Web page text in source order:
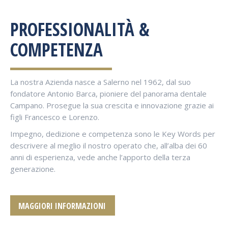
PROFESSIONALITÀ &
COMPETENZA
La nostra Azienda nasce a Salerno nel 1962, dal suo
fondatore Antonio Barca, pioniere del panorama dentale
Campano. Prosegue la sua crescita e innovazione grazie ai
figli Francesco e Lorenzo.
Impegno, dedizione e competenza sono le Key Words per
descrivere al meglio il nostro operato che, all’alba dei 60
anni di esperienza, vede anche l’apporto della terza
generazione.
MAGGIORI INFORMAZIONI